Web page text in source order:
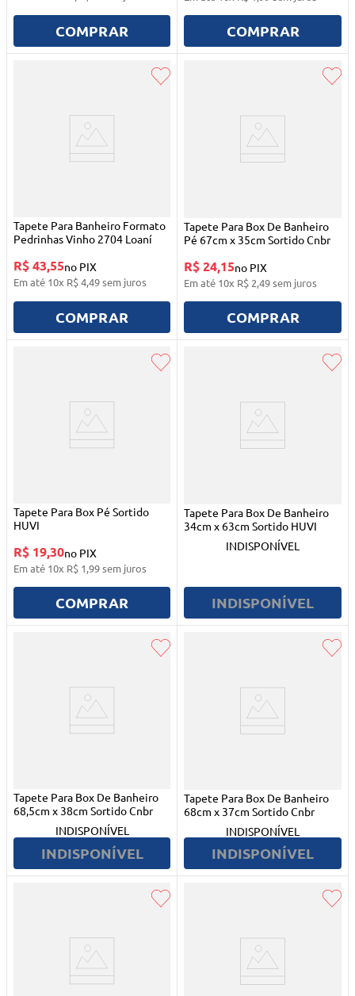
COMPRAR COMPRAR
Tapete Para Banheiro Formato
Pedrinhas Vinho 2704 Loaní
R$ 43,55no PIX
Em até 10x R$4,49sem juros
COMPRAR
Tapete Para Box De Banheiro
Pé 67cm x 35cm Sortido Cnbr
R$ 24,15no PIX
Em até 10x R$ 2,49sem juros
COMPRAR
Tapete Para Box Pé Sortido
HUVI
R$ 19,30no PIX
Em até 10x R$ 1,99sem juros
COMPRAR
Tapete Para Box De Banheiro
34cm x 63cm Sortido HUVI
INDISPONÍVEL
INDISPONÍVEL
Tapete Para Box De Banheiro
68,5cm x 38cm Sortido Cnbr
INDISPONÍVEL
INDISPONÍVEL
Tapete Para Box De Banheiro
68cm x 37cm Sortido Cnbr
INDISPONÍVEL
INDISPONÍVEL